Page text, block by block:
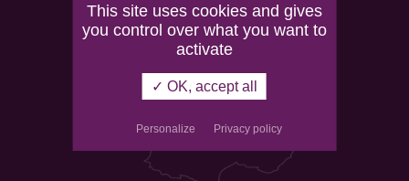
This site uses cookies and gives
you control over what you want to
activate
✓ OK, accept all
Personalize Privacy policy